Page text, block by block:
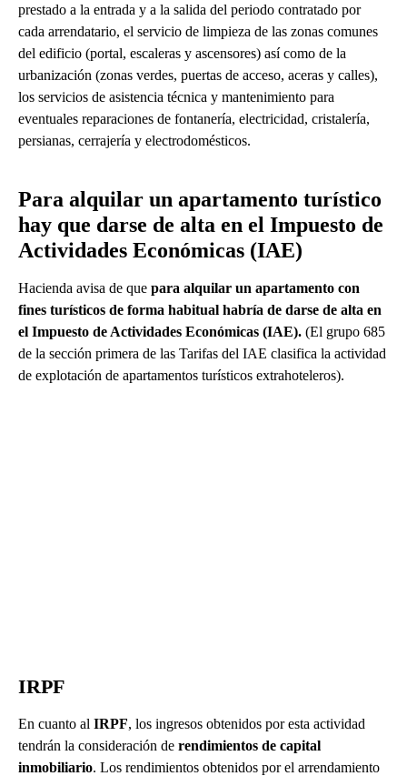
prestado a la entrada y a la salida del periodo contratado por
cada arrendatario, el servicio de limpieza de las zonas comunes
del edificio (portal, escaleras y ascensores) así como de la
urbanización (zonas verdes, puertas de acceso, aceras y calles),
los servicios de asistencia técnica y mantenimiento para
eventuales reparaciones de fontanería, electricidad, cristalería,
persianas, cerrajería y electrodomésticos.
Para alquilar un apartamento turístico
hay que darse de alta en el Impuesto de
Actividades Económicas (IAE)
Hacienda avisa de que para alquilar un apartamento con
fines turísticos de forma habitual habría de darse de alta en
el Impuesto de Actividades Económicas (IAE). (El grupo 685
de la sección primera de las Tarifas del IAE clasifica la actividad
de explotación de apartamentos turísticos extrahoteleros).
IRPF
En cuanto al IRPF, los ingresos obtenidos por esta actividad
tendrán la consideración de rendimientos de capital
inmobiliario. Los rendimientos obtenidos por el arrendamiento